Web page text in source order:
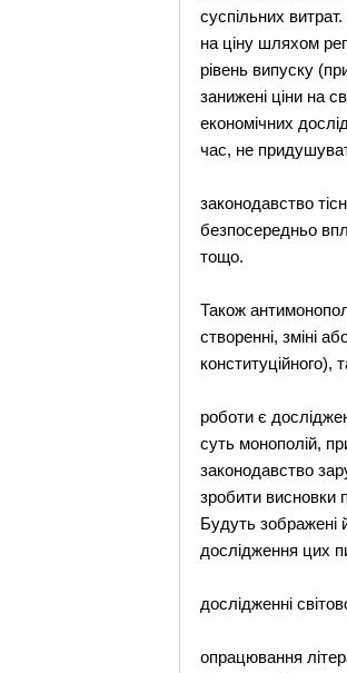
суспільних
на ціну шляхом
рівень випуску
занижені ціни на
економічних
час, не
законодавство
безпосередньо
тощо.
Також
створенні, зміні
конституційного),
роботи є
суть монополій,
законодавство
зробити висновки
Будуть зображені
дослідження цих
дослідженні
опрацювання